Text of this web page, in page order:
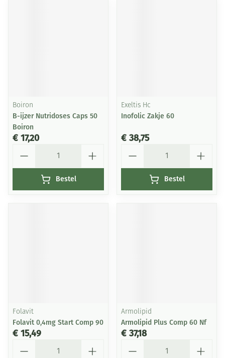
Boiron
B-ijzer Nutridoses Caps 50
Boiron
€ 17,20
Bestel
Exeltis Hc
Inofolic Zakje 60
€ 38,75
Bestel
Folavit
Folavit 0,4mg Start Comp 90
€ 15,49
Armolipid
Armolipid Plus Comp 60 Nf
€ 37,18